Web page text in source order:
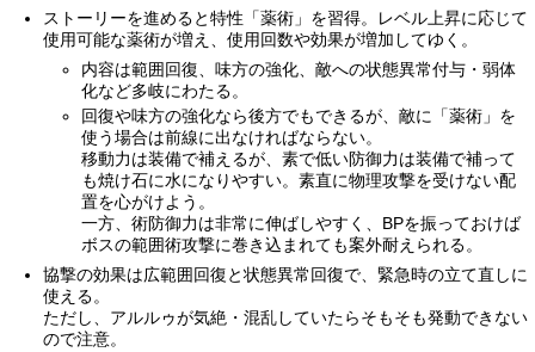
ストーリーを進めると特性「薬術」を習得。レベル上昇に応じて
使用可能な薬術が増え、使用回数や効果が増加してゆく。
内容は範囲回復、味方の強化、敵への状態異常付与・弱体
化など多岐にわたる。
回復や味方の強化なら後方でもできるが、敵に「薬術」を
使う場合は前線に出なければならない。
移動力は装備で補えるが、素で低い防御力は装備で補って
も焼け石に水になりやすい。素直に物理攻撃を受けない配
置を心がけよう。
一方、術防御力は非常に伸ばしやすく、BPを振っておけば
ボスの範囲術攻撃に巻き込まれても案外耐えられる。
協撃の効果は広範囲回復と状態異常回復で、緊急時の立て直しに
使える。
ただし、アルルゥが気絶・混乱していたらそもそも発動できない
ので注意。